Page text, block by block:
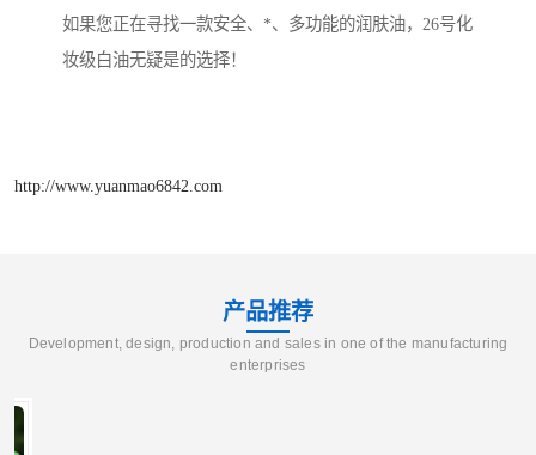
如果您正在寻找一款安全、*、多功能的润肤油，26号化
妆级白油无疑是的选择！
http://www.yuanmao6842.com
产品推荐
Development, design, production and sales in one of the manufacturing
enterprises